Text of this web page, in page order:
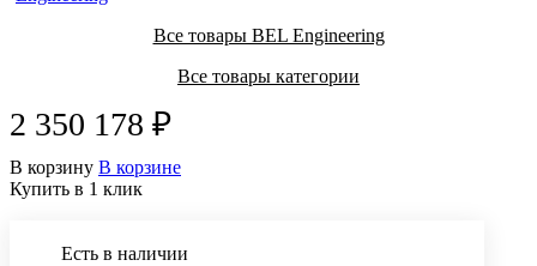
Все товары BEL Engineering
Все товары категории
2 350 178 ₽
В корзину В корзине
Купить в 1 клик
Есть в наличии